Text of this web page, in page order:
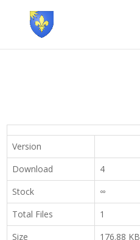
Version
Download
4
Stock
∞
Total Files
1
Size
176.88 KB